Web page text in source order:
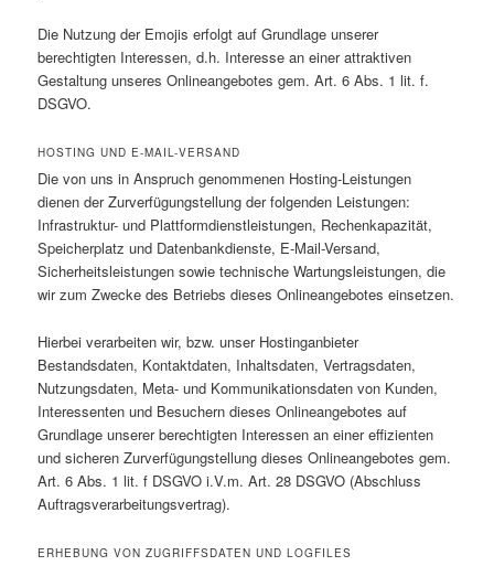
Die Nutzung der Emojis erfolgt auf Grundlage unserer
berechtigten Interessen, d.h. Interesse an einer attraktiven
Gestaltung unseres Onlineangebotes gem. Art. 6 Abs. 1 lit. f.
DSGVO.
HOSTING UND E-MAIL-VERSAND
Die von uns in Anspruch genommenen Hosting-Leistungen
dienen der Zurverfügungstellung der folgenden Leistungen:
Infrastruktur- und Plattformdienstleistungen, Rechenkapazität,
Speicherplatz und Datenbankdienste, E-Mail-Versand,
Sicherheitsleistungen sowie technische Wartungsleistungen, die
wir zum Zwecke des Betriebs dieses Onlineangebotes einsetzen.
Hierbei verarbeiten wir, bzw. unser Hostinganbieter
Bestandsdaten, Kontaktdaten, Inhaltsdaten, Vertragsdaten,
Nutzungsdaten, Meta- und Kommunikationsdaten von Kunden,
Interessenten und Besuchern dieses Onlineangebotes auf
Grundlage unserer berechtigten Interessen an einer effizienten
und sicheren Zurverfügungstellung dieses Onlineangebotes gem.
Art. 6 Abs. 1 lit. f DSGVO i.V.m. Art. 28 DSGVO (Abschluss
Auftragsverarbeitungsvertrag).
ERHEBUNG VON ZUGRIFFSDATEN UND LOGFILES